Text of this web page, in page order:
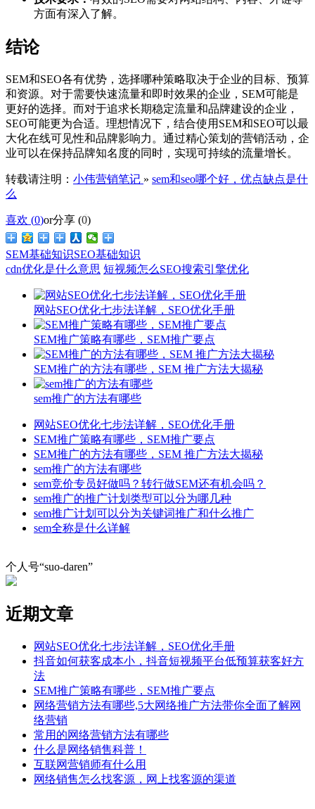
方面有深入了解。
结论
SEM和SEO各有优势，选择哪种策略取决于企业的目标、预算
和资源。对于需要快速流量和即时效果的企业，SEM可能是
更好的选择。而对于追求长期稳定流量和品牌建设的企业，
SEO可能更为合适。理想情况下，结合使用SEM和SEO可以最
大化在线可见性和品牌影响力。通过精心策划的营销活动，企
业可以在保持品牌知名度的同时，实现可持续的流量增长。
转载请注明： 小伟营销笔记 » sem和seo哪个好，优点缺点是什
么
喜欢 (0)or分享 (0)
SEM基础知识SEO基础知识
cdn优化是什么意思 短视频怎么SEO搜索引擎优化
网站SEO优化七步法详解，SEO优化手册
SEM推广策略有哪些，SEM推广要点
SEM推广的方法有哪些，SEM 推广方法大揭秘
sem推广的方法有哪些
网站SEO优化七步法详解，SEO优化手册
SEM推广策略有哪些，SEM推广要点
SEM推广的方法有哪些，SEM 推广方法大揭秘
sem推广的方法有哪些
sem竞价专员好做吗？转行做SEM还有机会吗？
sem推广的推广计划类型可以分为哪几种
sem推广计划可以分为关键词推广和什么推广
sem全称是什么详解
个人号“suo-daren”
近期文章
网站SEO优化七步法详解，SEO优化手册
抖音如何获客成本小，抖音短视频平台低预算获客好方
法
SEM推广策略有哪些，SEM推广要点
网络营销方法有哪些,5大网络推广方法带你全面了解网
络营销
常用的网络营销方法有哪些
什么是网络销售科普！
互联网营销师有什么用
网络销售怎么找客源，网上找客源的渠道